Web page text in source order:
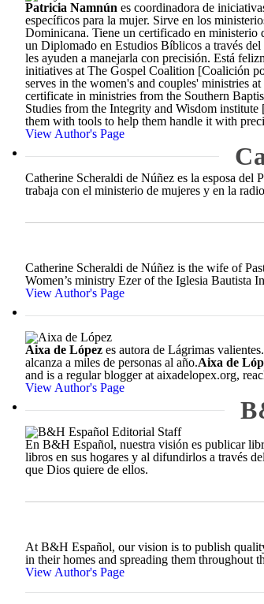
Patricia Namnún es coordinadora de
específicos para la mujer. Sirve en los
Dominicana. Tiene un certificado en ministerio
un Diplomado en Estudios Bíblicos a través
les ayuden a manejarla con precisión. Está
initiatives at The Gospel Coalition [Coalición
serves in the women's and couples' ministries
certificate in ministries from the Southern
Studies from the Integrity and Wisdom
them with tools to help them handle it with
View Author's Page
Catherine Scheraldi de Núñez es la esposa
trabaja con el ministerio de mujeres y en la
Catherine Scheraldi de Núñez is the wife of
Women’s ministry Ezer of the Iglesia Bautista
View Author's Page
Aixa de López es autora de Lágrimas
alcanza a miles de personas al año.Aixa de
and is a regular blogger at aixadelopex.org,
View Author's Page
En B&H Español, nuestra visión es publicar
libros en sus hogares y al difundirlos a través
que Dios quiere de ellos.
At B&H Español, our vision is to publish
in their homes and spreading them throughout
View Author's Page